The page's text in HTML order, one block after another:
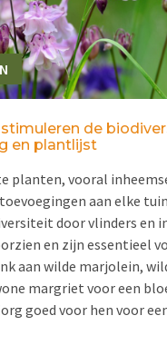
de
en plantlijst
planten, vooral
aan elke
door vlinders en
en zijn essentieel
aan wilde marjolein,
margriet voor een
goed voor hen voor